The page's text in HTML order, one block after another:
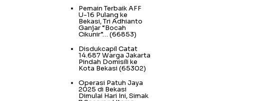
Pemain Terbaik AFF
U-16 Pulang ke
Bekasi, Tri Adhianto
Ganjar “Bocah
Cikunir”… (66853)
Disdukcapil Catat
14.687 Warga Jakarta
Pindah Domisili ke
Kota Bekasi (65302)
Operasi Patuh Jaya
2025 di Bekasi
Dimulai Hari Ini, Simak